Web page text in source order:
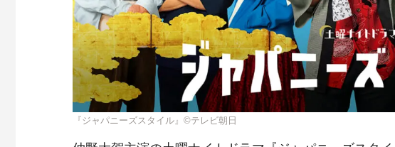
『ジャパニーズスタイル』©テレビ朝日